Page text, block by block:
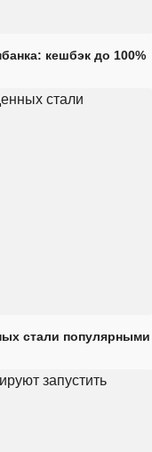
кешбэк до 100%
стали популярными